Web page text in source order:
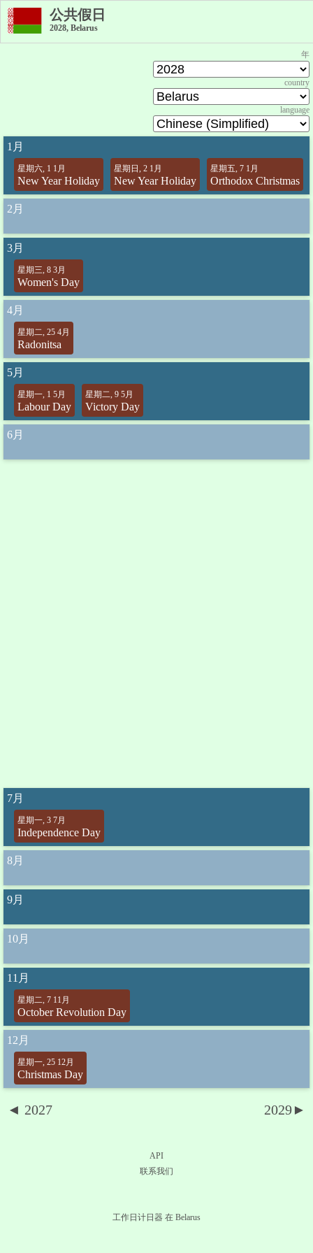
公共假日
2028, Belarus
年
country
language
1月
星期六, 1 1月
New Year Holiday
星期日, 2 1月
New Year Holiday
星期五, 7 1月
Orthodox Christmas
2月
3月
星期三, 8 3月
Women's Day
4月
星期二, 25 4月
Radonitsa
5月
星期一, 1 5月
Labour Day
星期二, 9 5月
Victory Day
6月
7月
星期一, 3 7月
Independence Day
8月
9月
10月
11月
星期二, 7 11月
October Revolution Day
12月
星期一, 25 12月
Christmas Day
◄ 2027 2029►
API
联系我们
工作日计日器 在 Belarus